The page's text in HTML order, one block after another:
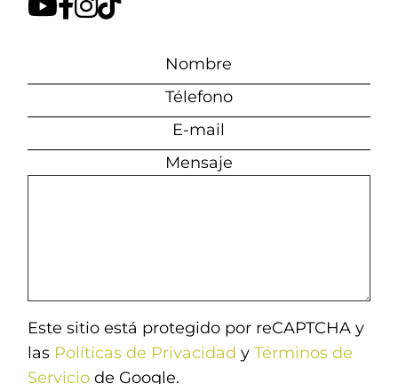
Mensaje
Este sitio está protegido por reCAPTCHA y
las Políticas de Privacidad yTérminos de
Servicio de Google.